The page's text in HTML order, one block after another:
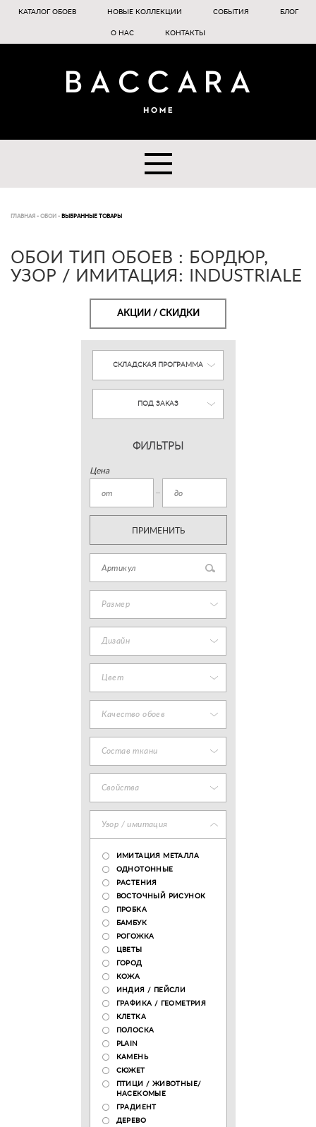
КАТАЛОГ ОБОЕВ НОВЫЕ КОЛЛЕКЦИИ СОБЫТИЯ БЛОГ
О НАС КОНТАКТЫ
ГЛАВНАЯ - ОБОИ - ВЫБРАННЫЕ ТОВАРЫ
ОБОИ ТИП ОБОЕВ : БОРДЮР,
УЗОР / ИМИТАЦИЯ: INDUSTRIALE
АКЦИИ / СКИДКИ
СКЛАДСКАЯ ПРОГРАММА
ПОД ЗАКАЗ
ФИЛЬТРЫ
Цена
ПРИМЕНИТЬ
Размер
Дизайн
Цвет
Качество обоев
Состав ткани
Свойства
Узор / имитация
ИМИТАЦИЯ МЕТАЛЛА
ОДНОТОННЫЕ
РАСТЕНИЯ
ВОСТОЧНЫЙ РИСУНОК
ПРОБКА
БАМБУК
РОГОЖКА
ЦВЕТЫ
ГОРОД
КОЖА
ИНДИЯ / ПЕЙСЛИ
ГРАФИКА / ГЕОМЕТРИЯ
КЛЕТКА
ПОЛОСКА
PLAIN
КАМЕНЬ
СЮЖЕТ
ПТИЦИ / ЖИВОТНЫЕ/
НАСЕКОМЫЕ
ГРАДИЕНТ
ДЕРЕВО